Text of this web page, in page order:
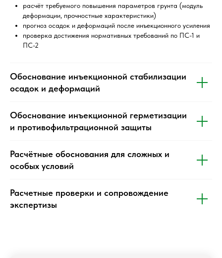
расчёт требуемого повышения параметров грунта (модуль
деформации, прочностные характеристики)
прогноз осадок и деформаций после инъекционного усиления
проверка достижения нормативных требований по ПС-1 и
ПС-2
Обоснование инъекционной стабилизации
осадок и деформаций
Обоснование инъекционной герметизации
и противофильтрационной защиты
Расчётные обоснования для сложных и
особых условий
Расчетные проверки и сопровождение
экспертизы